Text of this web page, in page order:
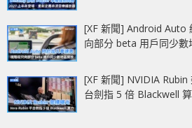
[XF 新聞] Android
向部分 beta 用戶同少數
[XF 新聞] NVIDIA
台劍指 5 倍 Blackwell